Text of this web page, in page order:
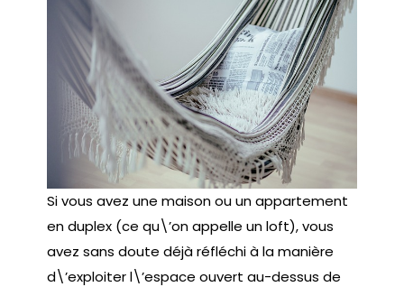
Si vous avez une maison ou un appartement
en duplex (ce qu\’on appelle un loft), vous
avez sans doute déjà réfléchi à la manière
d\’exploiter l\’espace ouvert au-dessus de